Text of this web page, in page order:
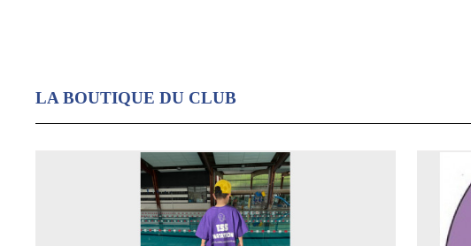
LA BOUTIQUE DU CLUB